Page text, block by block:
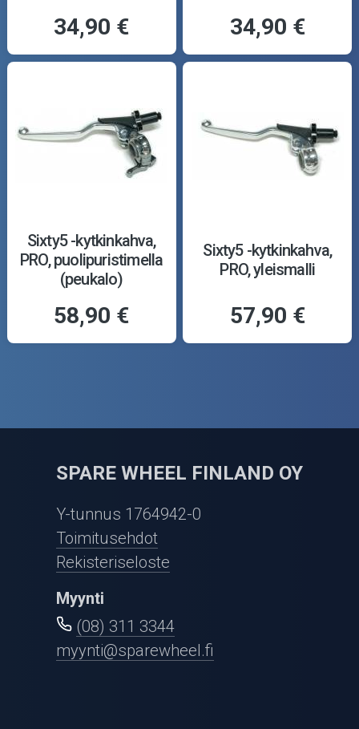
34,90 € 34,90 €
Sixty5 -kytkinkahva,
PRO, puolipuristimella
(peukalo)
58,90 €
Sixty5 -kytkinkahva,
PRO, yleismalli
57,90 €
SPARE WHEEL FINLAND OY
Y-tunnus 1764942-0
Toimitusehdot
Rekisteriseloste
Myynti
(08) 311 3344
myynti@sparewheel.fi